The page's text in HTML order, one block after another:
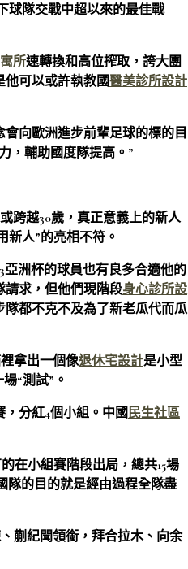
球隊交戰中超以來的最佳戰
所速轉換和高位搾取，誇大團
可以或許執教國醫美診所設計
向歐洲進步前輩足球的標的目
，輔助國度隊提高。”
跨越30歲，真正意義上的新人
新人”的亮相不符。
亞洲杯的球員也有良多合適他的
請求，但他們現階段身心診所設
都不克不及為了新老瓜代而瓜
拿出一個像退休宅設計是小型
“測試”。
，分紅4個小組。中國民生社區
在小組賽階段出局，總共15場
隊的目的就是經由過程全隊盡
蒯紀聞領銜，拜合拉木、向余